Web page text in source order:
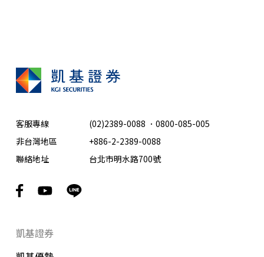
客服專線 (02)2389-0088 ． 0800-085-005
非台灣地區
+886-2-2389-0088
聯絡地址
台北市明水路700號
凱基證券